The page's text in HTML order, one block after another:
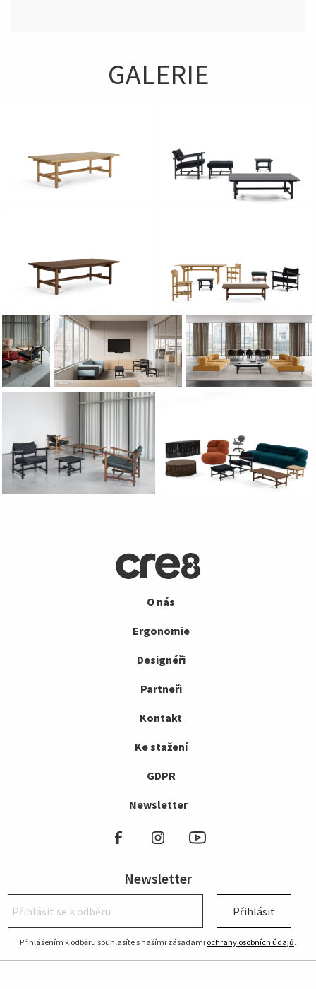
GALERIE
O nás
Ergonomie
Designéři
Partneři
Kontakt
Ke stažení
GDPR
Newsletter
Newsletter
Přihlásit
Přihlášením k odběru souhlasíte s našími zásadami ochrany osobních údajů.